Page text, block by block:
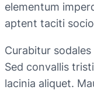
elementum
aptent taciti
Curabitur
Sed convallis
lacinia aliquet.